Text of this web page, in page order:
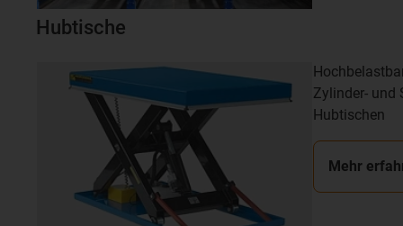
Hubtische
Zylinder- und
Hubtischen
Mehr